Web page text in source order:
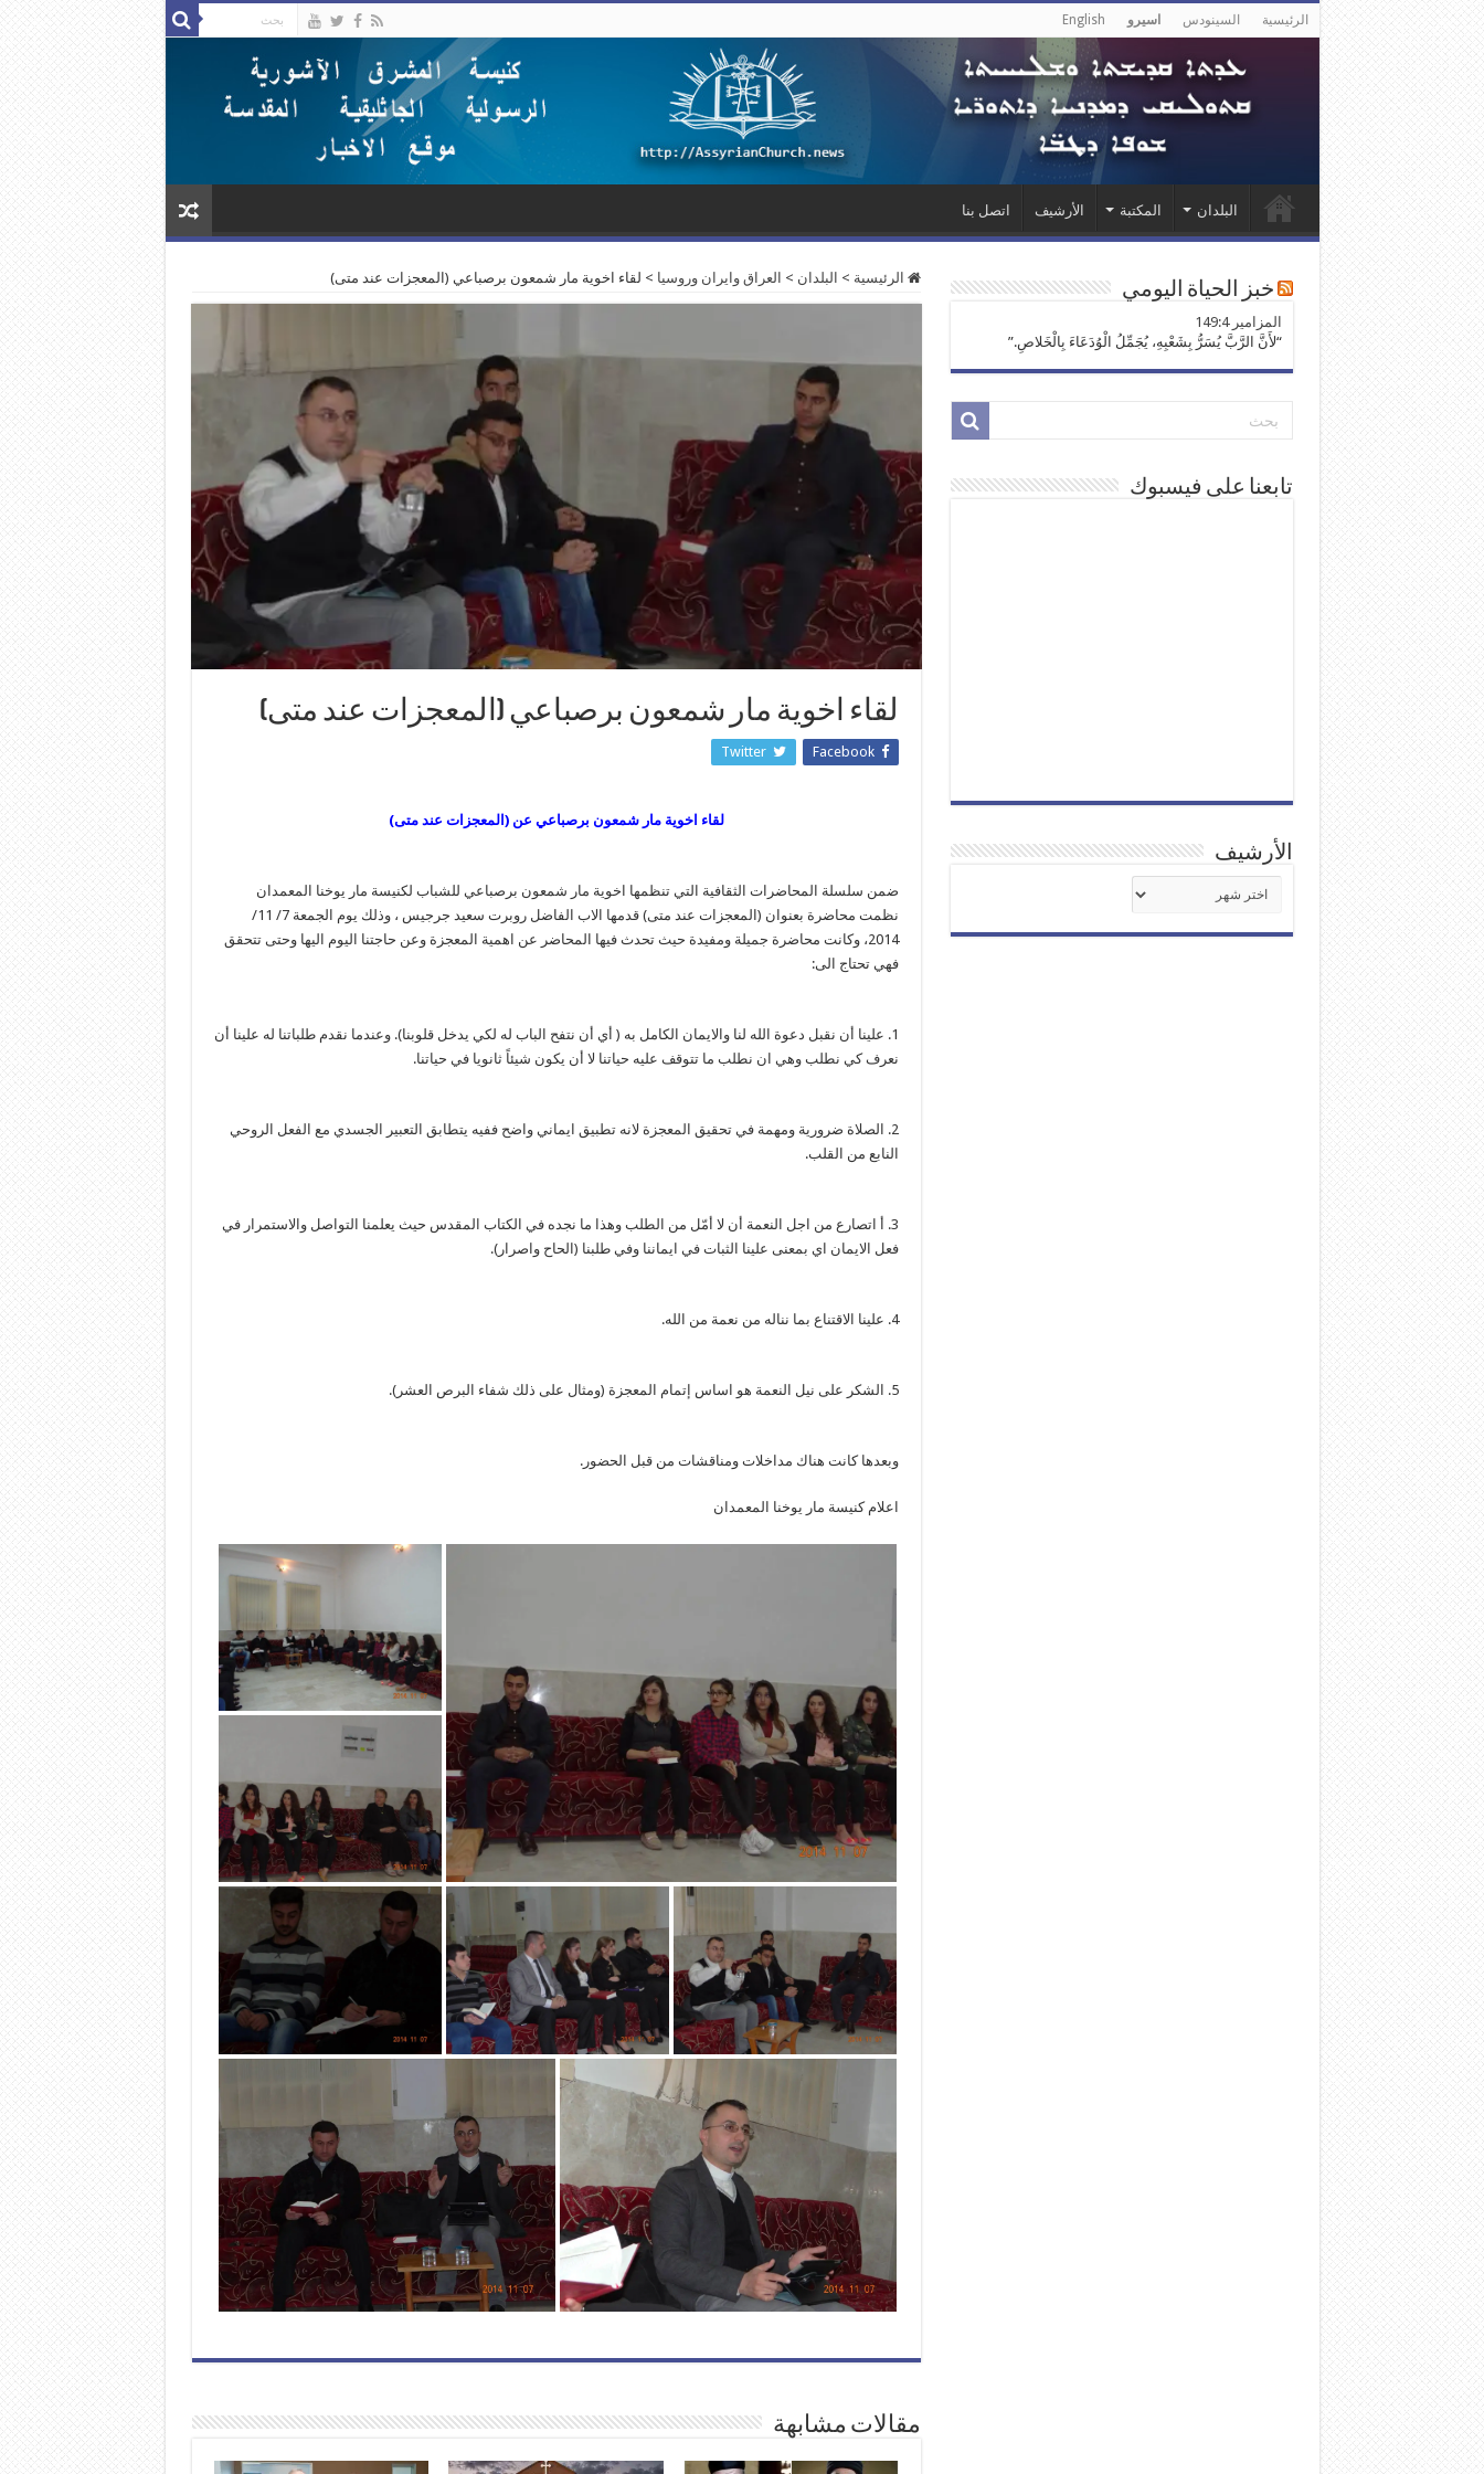
الرئيسية السينودس اسيرو English
البلدان المكتبة الأرشيف اتصل بنا
الرئيسية > البلدان > العراق وايران وروسيا > لقاء اخوية مار شمعون برصباعي (المعجزات عند متى)
لقاء اخوية مار شمعون برصباعي (المعجزات عند متى)
Facebook
Twitter
لقاء اخوية مار شمعون برصباعي عن (المعجزات عند متى)
ضمن سلسلة المحاضرات الثقافية التي تنظمها اخوية مار شمعون برصباعي للشباب لكنيسة مار يوخنا المعمدان
نظمت محاضرة بعنوان (المعجزات عند متى) قدمها الاب الفاضل
روبرت سعيد جرجيس ، وذلك يوم الجمعة 7/ 11/
2014، وكانت محاضرة جميلة ومفيدة حيث تحدث فيها المحاضر عن اهمية المعجزة وعن حاجتنا اليوم اليها وحتى تتحقق
فهي تحتاج الى:
1. علينا أن نقبل دعوة الله لنا والايمان الكامل به ( أي أن نتفح الباب له لكي يدخل قلوبنا). وعندما نقدم طلباتنا له علينا أن
نعرف كي نطلب وهي ان نطلب ما تتوقف عليه حياتنا لا أن يكون شيئاً ثانويا في حياتنا.
2. الصلاة ضرورية ومهمة في تحقيق المعجزة لانه تطبيق ايماني واضح ففيه يتطابق التعبير الجسدي مع الفعل الروحي
النابع من القلب.
3. أ اتصارع من اجل النعمة أن لا أمّل من الطلب وهذا ما نجده في الكتاب المقدس حيث يعلمنا التواصل والاستمرار في
فعل الايمان اي بمعنى علينا الثبات في ايماننا وفي طلبنا (الحاح واصرار).
4. علينا الاقتناع بما نناله من نعمة من الله.
5. الشكر على نيل النعمة هو اساس إتمام المعجزة (ومثال على ذلك شفاء البرص العشر).
وبعدها كانت هناك مداخلات ومناقشات من قبل الحضور.
اعلام كنيسة مار يوخنا المعمدان
مقالات مشابهة
خبز الحياة اليومي
ﺍﻟﻤﺰﺍﻣﻴﺮ 149:4
“لأَنَّ الرَّبَّ يُسَرُّ بِشَعْبِهِ، يُجَمِّلُ الْوُدَعَاءَ بِالْخَلاصِ.”
تابعنا على فيسبوك
الأرشيف